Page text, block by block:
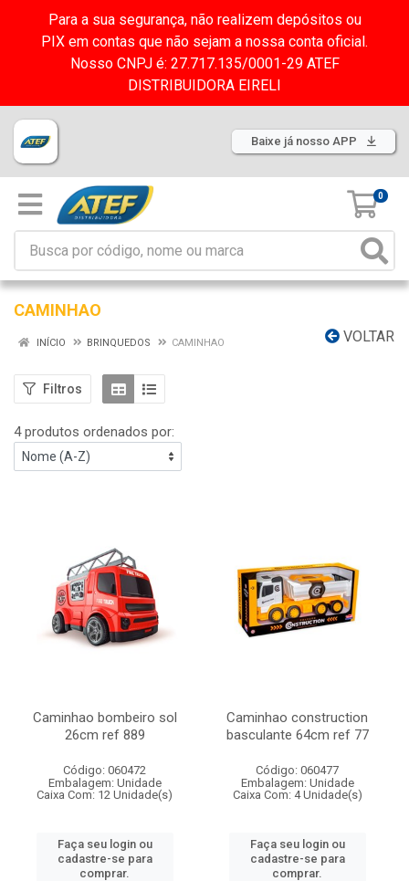
Para a sua segurança, não realizem depósitos ou
PIX em contas que não sejam a nossa conta oficial.
Nosso CNPJ é: 27.717.135/0001-29 ATEF
DISTRIBUIDORA EIRELI
Baixe já nosso APP
0
CAMINHAO
VOLTAR
INÍCIO BRINQUEDOS CAMINHAO
Filtros
4 produtos ordenados por:
Caminhao bombeiro sol
26cm ref 889
Código: 060472
Embalagem: Unidade
Caixa Com: 12 Unidade(s)
Faça seu login ou
cadastre-se para
comprar.
Caminhao construction
basculante 64cm ref 77
Código: 060477
Embalagem: Unidade
Caixa Com: 4 Unidade(s)
Faça seu login ou
cadastre-se para
comprar.